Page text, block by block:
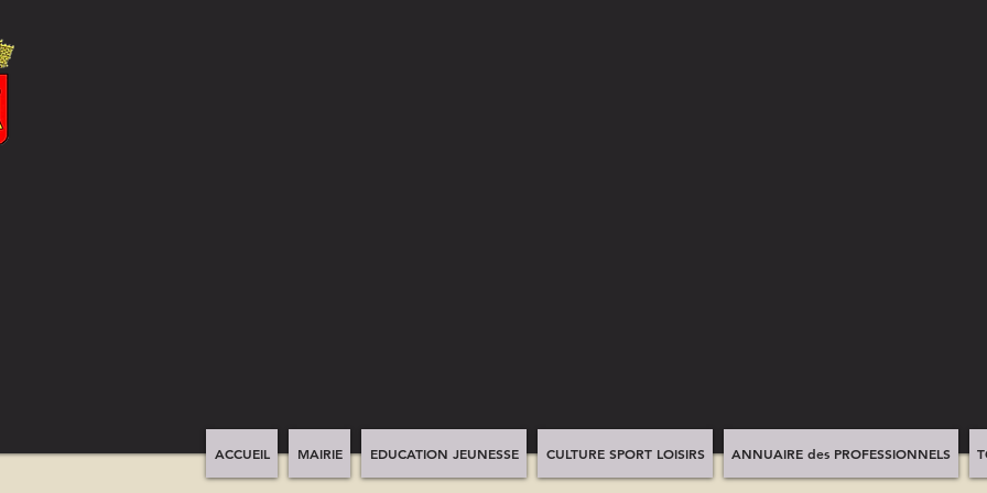
ACCUEIL MAIRIE EDUCATION JEUNESSE CULTURE SPORT LOISIRS ANNUAIRE des PROFESSIONNELS